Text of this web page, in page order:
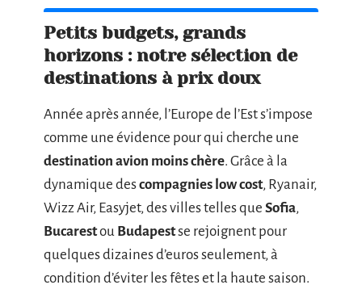
Petits budgets, grands
horizons : notre sélection de
destinations à prix doux
Année après année, l’Europe de l’Est s’impose
comme une évidence pour qui cherche une
destination avion moins chère. Grâce à la
dynamique descompagnies low cost, Ryanair,
Wizz Air, Easyjet, des villes telles que Sofia,
Bucarestou Budapestse rejoignent pour
quelques dizaines d’euros seulement, à
condition d’éviter les fêtes et la haute saison.